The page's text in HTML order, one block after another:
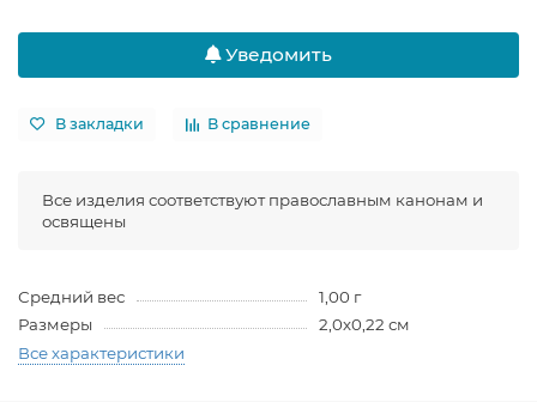
Уведомить
В закладки В сравнение
Все изделия соответствуют православным канонам и
освящены
Средний вес
1,00 г
Размеры
2,0х0,22 см
Все характеристики